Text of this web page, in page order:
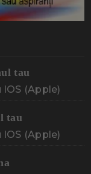
tau
(Apple)
tau
(Apple)